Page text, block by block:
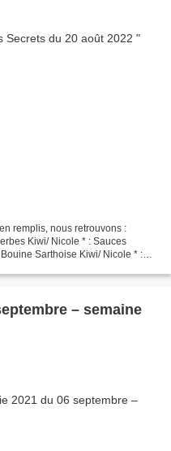
remplis, nous retrouvons :
Kiwi/ Nicole * : Sauces
Sarthoise Kiwi/ Nicole * :
– semaine